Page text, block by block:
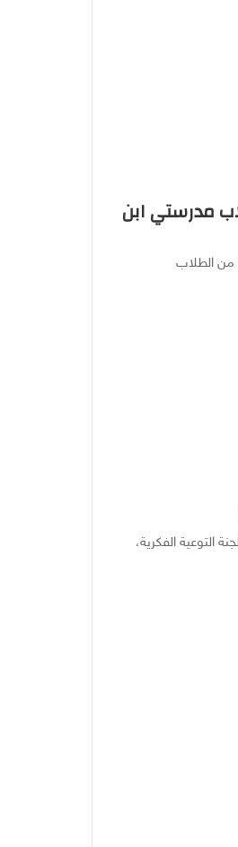
مدرستي ابن
من الطلاب
دشّن نادي ملتقى المبدعين الثقافي، يوم السبت الموافق 13 يونيو 2026، لجنة التوعية الفكرية،